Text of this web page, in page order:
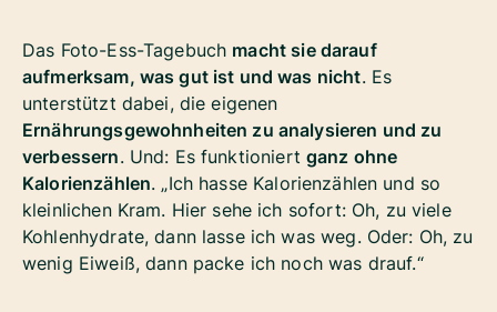
Das Foto-Ess-Tagebuch macht sie darauf
aufmerksam, was gut ist und was nicht. Es
unterstützt dabei, die eigenen
Ernährungsgewohnheiten zu analysieren und zu
verbessern. Und: Es funktioniert ganz ohne
Kalorienzählen. „Ich hasse Kalorienzählen und so
kleinlichen Kram. Hier sehe ich sofort: Oh, zu viele
Kohlenhydrate, dann lasse ich was weg. Oder: Oh, zu
wenig Eiweiß, dann packe ich noch was drauf.“